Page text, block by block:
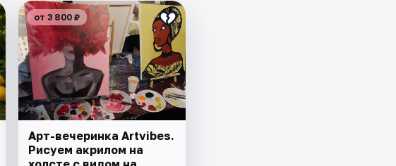
от 3 800 ₽
Арт-вечеринка Artvibes.
Рисуем акрилом на